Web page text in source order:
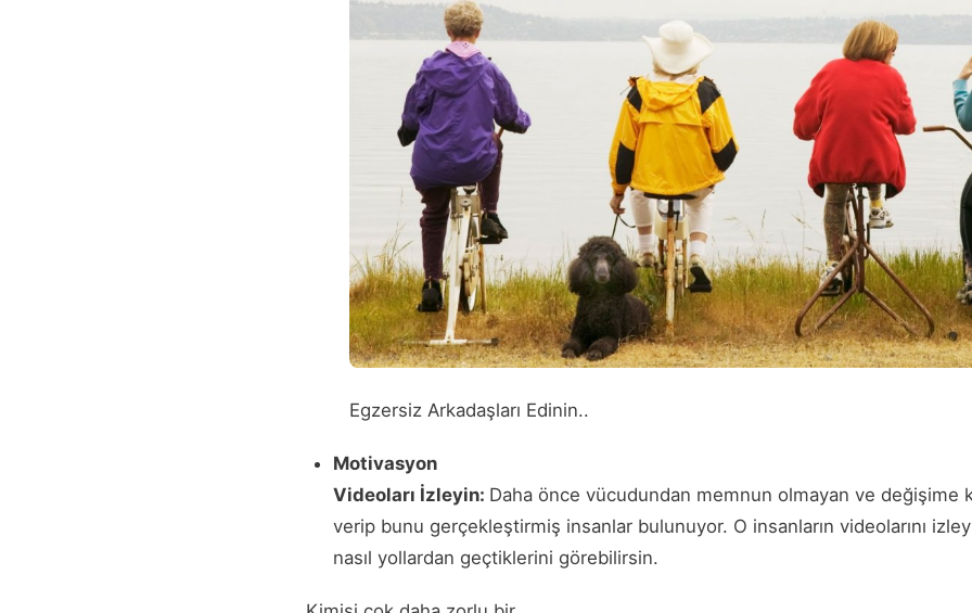
Egzersiz Arkadaşları Edinin..
Motivasyon
Videoları İzleyin: Daha önce vücudundan memnun olmayan ve değişime
verip bunu gerçekleştirmiş insanlar bulunuyor. O insanların videolarını
nasıl yollardan geçtiklerini görebilirsin.